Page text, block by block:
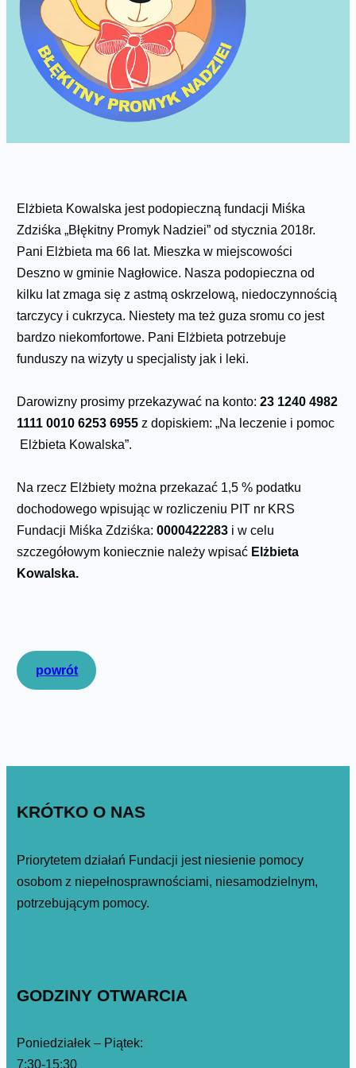
Elżbieta Kowalska jest podopieczną fundacji Miśka
Zdziśka „Błękitny Promyk Nadziei” od stycznia 2018r.
Pani Elżbieta ma 66 lat. Mieszka w miejscowości
Deszno w gminie Nagłowice. Nasza podopieczna od
kilku lat zmaga się z astmą oskrzelową, niedoczynnością
tarczycy i cukrzyca. Niestety ma też guza sromu co jest
bardzo niekomfortowe. Pani Elżbieta potrzebuje
funduszy na wizyty u specjalisty jak i leki.
Darowizny prosimy przekazywać na konto:23 1240 4982
1111 0010 6253 6955 z dopiskiem: „Na leczenie i pomoc
Elżbieta Kowalska”.
Na rzecz Elżbiety można przekazać 1,5 % podatku
dochodowego wpisując w rozliczeniu PIT nr KRS
Fundacji Miśka Zdziśka:0000422283 i w celu
szczegółowym koniecznie należy wpisać Elżbieta
Kowalska.
powrót
KRÓTKO O NAS
Priorytetem działań Fundacji jest niesienie pomocy
osobom z niepełnosprawnościami, niesamodzielnym,
potrzebującym pomocy.
GODZINY OTWARCIA
Poniedziałek – Piątek:
7:30-15:30